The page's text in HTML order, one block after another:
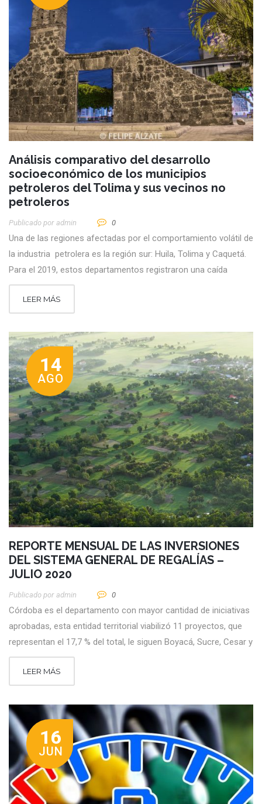
Análisis comparativo del desarrollo
socioeconómico de los municipios
petroleros del Tolima y sus vecinos no
petroleros
Publicado por Admin 0
Una de las regiones afectadas por el comportamiento volátil de
la industria petrolera es la región sur: Huila, Tolima y Caquetá.
Para el 2019, estos departamentos registraron una caída
LEER MÁS
14
AGO
REPORTE MENSUAL DE LAS INVERSIONES
DEL SISTEMA GENERAL DE REGALÍAS –
JULIO 2020
Publicado por Admin 0
Córdoba es el departamento con mayor cantidad de iniciativas
aprobadas, esta entidad territorial viabilizó 11 proyectos, que
representan el 17,7 % del total, le siguen Boyacá, Sucre, Cesar y
LEER MÁS
16
JUN